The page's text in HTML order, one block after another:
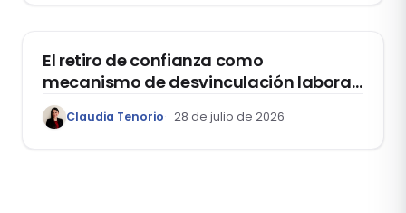
El retiro de confianza como
mecanismo de desvinculación laboral:
reflexiones a propósito de la casación
laboral 29553-2024 loreto
Claudia Tenorio 28 de julio de 2026